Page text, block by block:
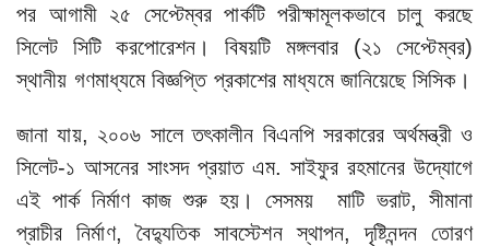
পর আগামী ২৫ সেপ্টেম্বর পার্কটি পরীক্ষামূলকভাবে চালু করছে
সিলেট সিটি করপোরেশন। বিষয়টি মঙ্গলবার (২১ সেপ্টেম্বর)
স্থানীয় গণমাধ্যমে বিজ্ঞপ্তি প্রকাশের মাধ্যমে জানিয়েছে সিসিক।
জানা যায়, ২০০৬ সালে তৎকালীন বিএনপি সরকারের অর্থমন্ত্রী ও
সিলেট-১ আসনের সাংসদ প্রয়াত এম. সাইফুর রহমানের উদ্যোগে
এই পার্ক নির্মাণ কাজ শুরু হয়। সেসময় মাটি ভরাট, সীমানা
প্রাচীর নির্মাণ, বৈদ্যুতিক সাবস্টেশন স্থাপন, দৃষ্টিনন্দন তোরণ